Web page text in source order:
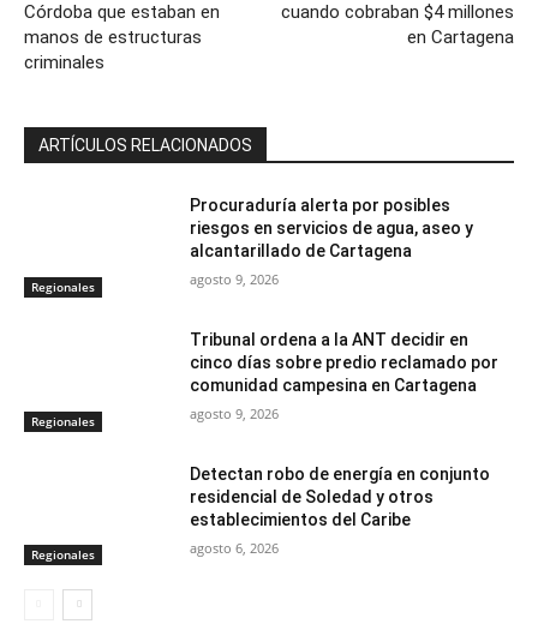
Córdoba que estaban en
manos de estructuras
criminales
cuando cobraban $4 millones
en Cartagena
ARTÍCULOS RELACIONADOS
Regionales
Procuraduría alerta por posibles
riesgos en servicios de agua, aseo y
alcantarillado de Cartagena
agosto 9, 2026
Regionales
Tribunal ordena a la ANT decidir en
cinco días sobre predio reclamado por
comunidad campesina en Cartagena
agosto 9, 2026
Regionales
Detectan robo de energía en conjunto
residencial de Soledad y otros
establecimientos del Caribe
agosto 6, 2026